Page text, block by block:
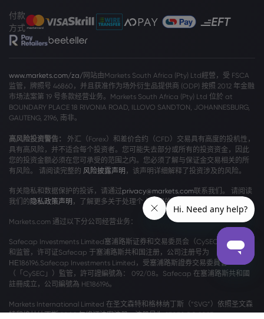
付款
方式
www.markets.com/za/网站由Markets South Africa (Pty) Ltd經營，受 FSCA
监管，牌照号 46860，并且获准作为场外衍生品提供商 (ODP) 按照 2012 年金融
市场法案第 19 号条款经营业务。Markets South Africa (Pty) Ltd 位於 at
BOUNDARY PLACE 18 RIVONIA ROAD, ILLOVO SANDTON, JOHANNESBURG,
GAUTENG, 2196, 南非。
高风险投资警告：
外汇（Forex）和差价合约（CFD）交易具有高度的投机性，
具有高风险，并不适合每个投资者。您可能失去部分或所有的投资资金，因此
您的投资金额必须在您可承受的范围之内。您必须了解与保证金交易相关的所
有风险。 请阅读完整的 风险披露声明 ，该声明详细解释了投资涉及的风险。
有关隐私和数据保护的投诉，请通过privacy@markets.com联系我们。 请阅读
我们的 隐私政策声明 ，了解更多关于处理个人数据的信息。
Markets.com 通过以下分公司经营业务：
Safecap Investments Limited塞浦路斯证券和交易委员会（CySEC）颁发牌照
和监管，许可证Safecap 于塞浦路斯共和国注册，公司注册号为
ΗΕ186196.Safecap Investments Limited，受塞浦路斯證券交易委員會
（「CySEC」）監管，許可證編號為： 092/08。Safecap 在塞浦路斯共和國
註冊成立，公司編號為 HE186196。
Markets International Limited 在圣文森特和格林纳丁斯（“SVG”）依照圣文森
特和格林纳丁斯 2009 年修订法案注册，注册号为 27030 BC 2023。